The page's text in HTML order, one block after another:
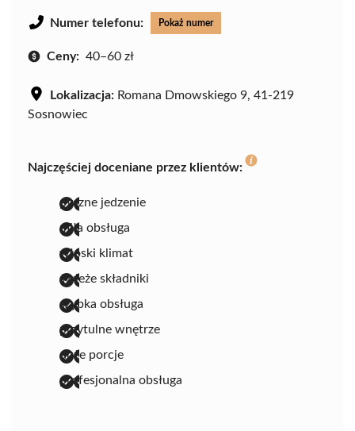
Numer telefonu: Pokaż numer
Ceny: 40–60 zł
Lokalizacja: Romana Dmowskiego 9, 41-219
Sosnowiec
Najczęściej doceniane przez klientów:
pyszne jedzenie
miła obsługa
włoski klimat
świeże składniki
szybka obsługa
przytulne wnętrze
duże porcje
profesjonalna obsługa